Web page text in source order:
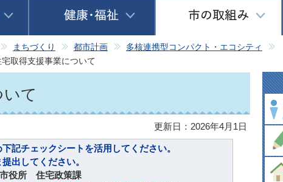
まちづくり 都市計画
多核連携型コンパクト・エコシティ
取得支援事業について
て
更新日：2026年4月1日
記チェックシートを活用してください。
出してください。
役所 住宅政策課